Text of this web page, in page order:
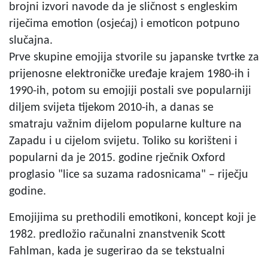
brojni izvori navode da je sličnost s engleskim
riječima emotion (osjećaj) i emoticon potpuno
slučajna.
Prve skupine emojija stvorile su japanske tvrtke za
prijenosne elektroničke uređaje krajem 1980-ih i
1990-ih, potom su emojiji postali sve popularniji
diljem svijeta tijekom 2010-ih, a danas se
smatraju važnim dijelom popularne kulture na
Zapadu i u cijelom svijetu. Toliko su korišteni i
popularni da je 2015. godine rječnik Oxford
proglasio "lice sa suzama radosnicama" – riječju
godine.
Emojijima su prethodili emotikoni, koncept koji je
1982. predložio računalni znanstvenik Scott
Fahlman, kada je sugerirao da se tekstualni